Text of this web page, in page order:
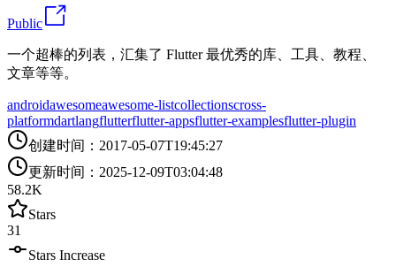
Public
一个超棒的列表，汇集了 Flutter 最优秀的库、工具、教程、
文章等等。
androidawesomeawesome-listcollectionscross-
platformdartlangflutterflutter-appsflutter-examplesflutter-plugin
创建时间 ： 2017-05-07T19:45:27
更新时间 ： 2025-12-09T03:04:48
58.2K
Stars
31
Stars Increase